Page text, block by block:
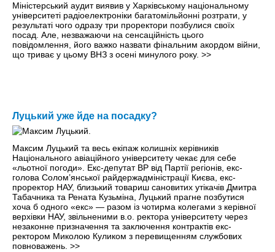
Міністерський аудит виявив у Харківському національному
університеті радіоелектроніки багатомільйонні розтрати, у
результаті чого одразу три проректори позбулися своїх
посад. Але, незважаючи на сенсаційність цього
повідомлення, його важко назвати фінальним акордом війни,
що триває у цьому ВНЗ з осені минулого року. >>
Луцький уже йде на посадку?
Максим Луцький та весь екіпаж колишніх керівників
Національного авіаційного університету чекає для себе
«льотної погоди». Екс-депутат ВР від Партії регіонів, екс-
голова Солом’янської райдержадміністрації Києва, екс-
проректор НАУ, близький товариш сановитих утікачів Дмитра
Табачника та Рената Кузьміна, Луцький прагне позбутися
хоча б одного «екс» — разом із чотирма колегами з керівної
верхівки НАУ, звільненими в.о. ректора університету через
незаконне призначення та заключення контрактів екс-
ректором Миколою Куликом з перевищенням службових
повноважень. >>